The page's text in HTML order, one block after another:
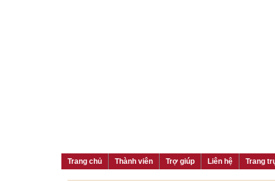
Trang chủ Thành viên Trợ giúp Liên hệ Trang